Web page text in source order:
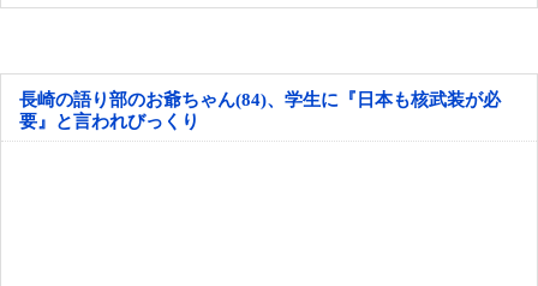
長崎の語り部のお爺ちゃん(84)、学生に『日本も核武装が必
要』と言われびっくり